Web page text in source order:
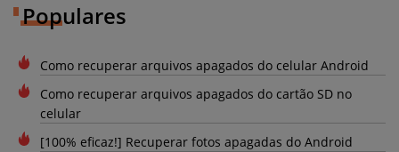
Populares
Como recuperar arquivos apagados do celular Android
Como recuperar arquivos apagados do cartão SD no
celular
[100% eficaz!] Recuperar fotos apagadas do Android